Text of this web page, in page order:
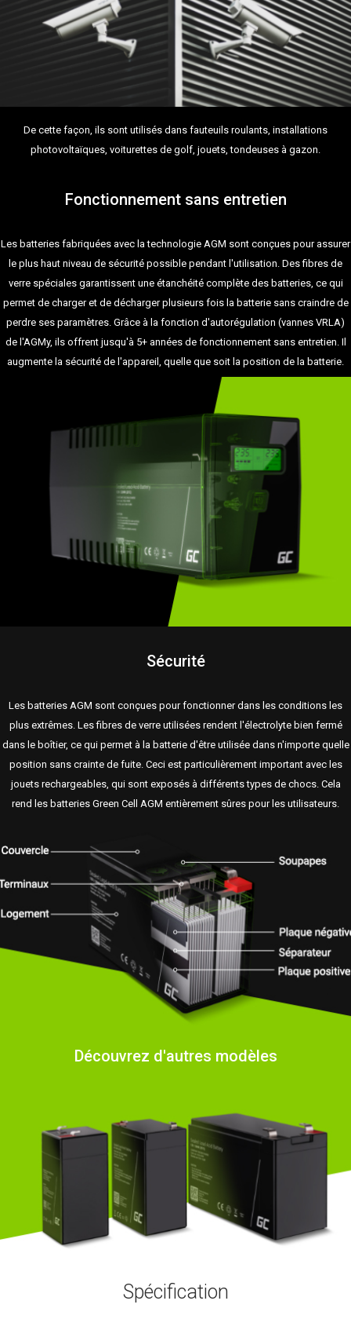
De cette façon, ils sont utilisés dans fauteuils roulants, installations
photovoltaïques, voiturettes de golf, jouets, tondeuses à gazon.
Fonctionnement sans entretien
Les batteries fabriquées avec la technologie AGM sont conçues pour assurer
le plus haut niveau de sécurité possible pendant l'utilisation. Des fibres de
verre spéciales garantissent une étanchéité complète des batteries, ce qui
permet de charger et de décharger plusieurs fois la batterie sans craindre de
perdre ses paramètres. Grâce à la fonction d'autorégulation (vannes VRLA)
de l'AGMy, ils offrent jusqu'à 5+ années de fonctionnement sans entretien. Il
augmente la sécurité de l'appareil, quelle que soit la position de la batterie.
Sécurité
Les batteries AGM sont conçues pour fonctionner dans les conditions les
plus extrêmes. Les fibres de verre utilisées rendent l'électrolyte bien fermé
dans le boîtier, ce qui permet à la batterie d'être utilisée dans n'importe quelle
position sans crainte de fuite. Ceci est particulièrement important avec les
jouets rechargeables, qui sont exposés à différents types de chocs. Cela
rend les batteries Green Cell AGM entièrement sûres pour les utilisateurs.
Découvrez d'autres modèles
Spécification